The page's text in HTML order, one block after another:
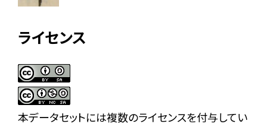
ライセンス
本データセットには複数のライセンスを付与してい